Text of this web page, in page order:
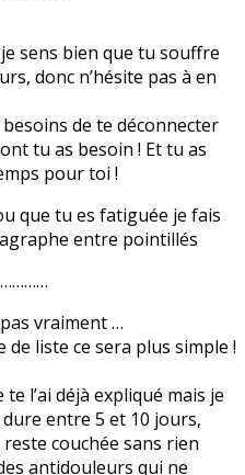
sens bien que tu souffre
donc n’hésite pas à en
de te déconnecter
tu as besoin ! Et tu as
pour toi !
que tu es fatiguée je fais
entre pointillés
vraiment …
de liste ce sera plus simple !
l’ai déjà expliqué mais je
entre 5 et 10 jours,
couchée sans rien
antidouleurs qui ne